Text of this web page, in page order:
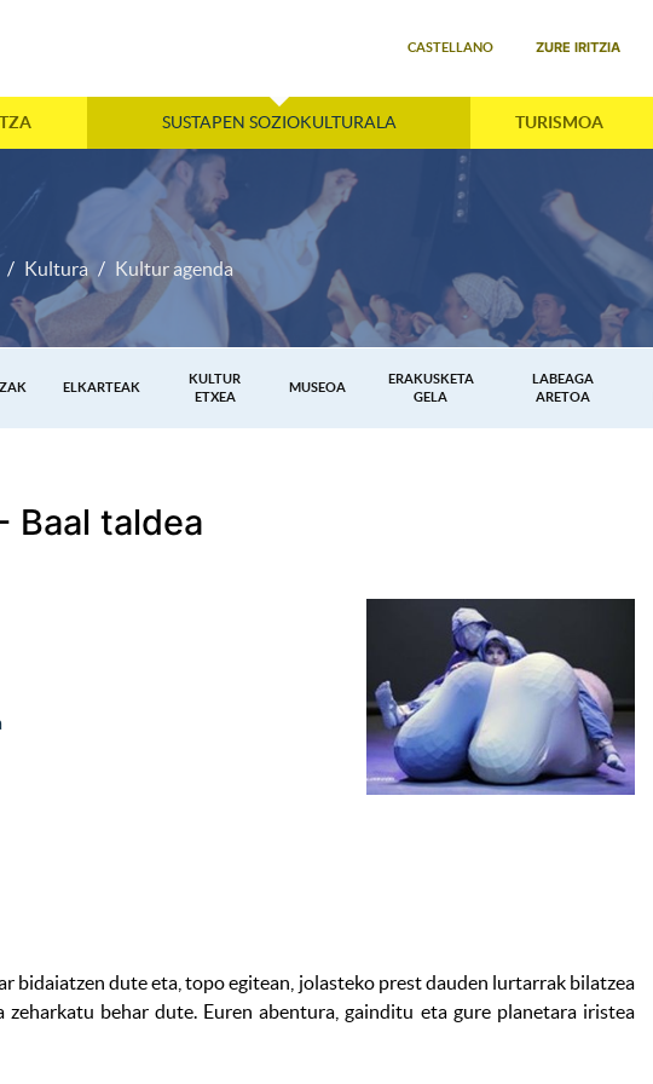
CASTELLANO ZURE IRITZIA
SUSTAPEN SOZIOKULTURALA TURISMOA
Kultura Kultur agenda
ELKARTEAK
KULTUR
ETXEA
MUSEOA
ERAKUSKETA
GELA
LABEAGA
ARETOA
Baal taldea
bidaiatzen dute eta, topo egitean, jolasteko prest dauden lurtarrak bilatzea
behar dute. Euren abentura, gainditu eta gure planetara iristea